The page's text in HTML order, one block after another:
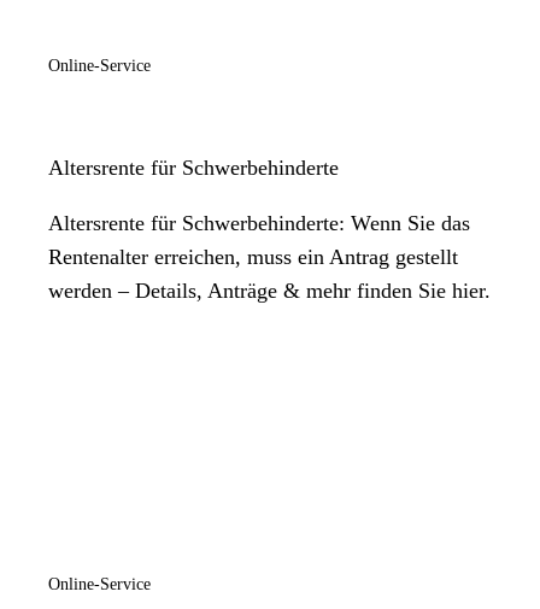
Online-Service
Altersrente für Schwerbehinderte
Altersrente für Schwerbehinderte: Wenn Sie das
Rentenalter erreichen, muss ein Antrag gestellt
werden – Details, Anträge & mehr finden Sie hier.
Online-Service